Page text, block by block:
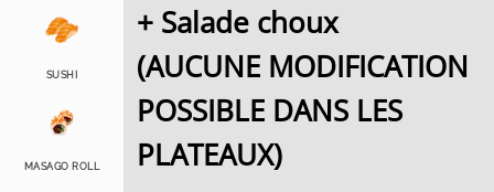
SUSHI
MASAGO ROLL
+ Salade choux
(AUCUNE MODIFICATION
POSSIBLE DANS LES
PLATEAUX)